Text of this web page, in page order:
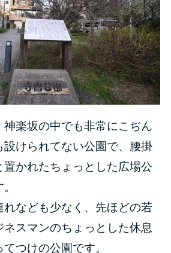
神楽坂の中でも非常にこぢん
設けられてない公園で、腰掛
かれたちょっとした広場公
れなども少なく、先ほどの若
スマンのちょっとした休息
つけの公園です。